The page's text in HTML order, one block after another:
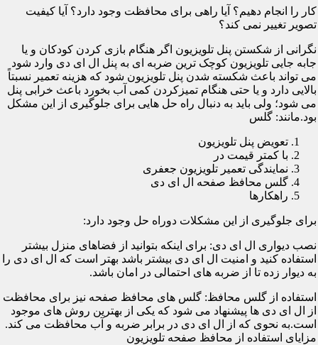
کار را انجام دهیم؟ آیا راهی برای محافظت وجود دارد؟ آیا کیفیت
تصویر تغییر نمی کند؟
نگرانی از شکستن پنل تلویزیون اگر هنگام بازی کردن کودکان و یا
جابه جایی تلویزیون کوچک ترین ضربه ای به پنل ال ای دی وارد شود
می تواند باعث شکسته شدن پنل تلویزیون شود که هزینه تعمیر نسبتاً
بالایی دارد و یا حتی هنگام تمیزکردن کمی آب بخورد باعث خرابی پنل
می شود؛ ولی باید به دنبال راه حل هایی برای جلوگیری از این مشکل
بود.مانند: گلس
تعویض پنل تلویزیون
با کمتر قیمت در
نمایندگی تعمیر تلویزیون جعفری
گلس محافظ صفحه ال ای دی
راهکارها
برای جلوگیری از این مشکلات دوراه حل وجود دارد:
نصب دیواری ال ای دی: برای اینکه بتوانید از فضاهای منزل بیشتر
استفاده کنید و امنیت ال ای دی بیشتر باشد بهتر است که ال ای دی را
به دیوار زده تا از ضربه های احتمالی در امان باشد.
استفاده از گلس محافظ: گلس های محافظ صفحه نیز برای محافظت
از ال ای دی ها پیشنهاد می شود که یکی از بهترین روش های موجود
است.به نحوی که از ال ای دی در برابر ضربه و آب محافظت می کند.
مزایای استفاده از محافظ صفحه تلویزیون